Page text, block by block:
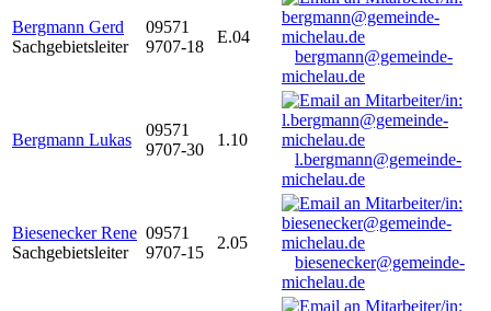
Bergmann Gerd
Sachgebietsleiter
09571
9707-18
E.04
bergmann@gemeinde-
michelau.de
Bergmann Lukas
09571
9707-30
1.10
l.bergmann@gemeinde-
michelau.de
Biesenecker Rene
Sachgebietsleiter
09571
9707-15
2.05
biesenecker@gemeinde-
michelau.de